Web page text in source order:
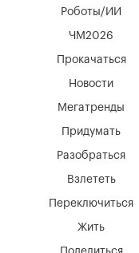
Мегатренды
Придумать
Разобраться
Взлететь
Новости
Переключиться
Жить
Роботы/ИИ
ЧМ2026
Прокачаться